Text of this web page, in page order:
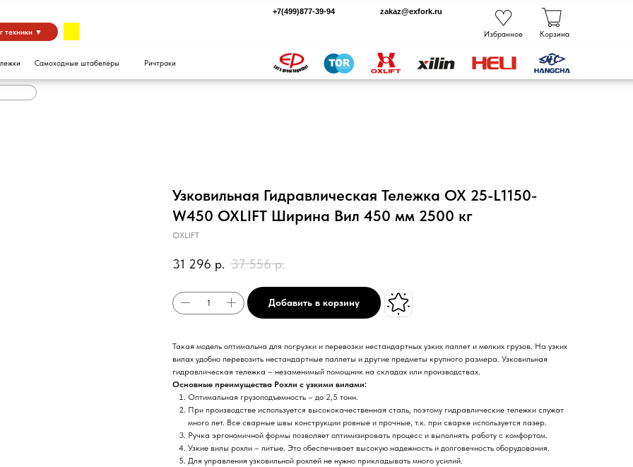
zakaz@exfork.ru
Узковильная Гидравлическая Тележка OX 25-L1150-
W450 OXLIFT Ширина Вил 450 мм 2500 кг
OXLIFT
31 296 р. 37 556 р.
Добавить в корзину
Такая модель оптимальна для погрузки и перевозки нестандартных узких паллет и мелких грузов. На узких
вилах удобно перевозить нестандартные паллеты и другие предметы крупного размера. Узковильная
гидравлическая тележка – незаменимый помощник на складах или производствах.
Основные преимущества Рохли с узкими вилами:
Оптимальная грузоподъемность – до 2,5 тонн.
При производстве используется высококачественная сталь, поэтому гидравлические тележки служат
много лет. Все сварные швы конструкции ровные и прочные, т.к. при сварке используется лазер.
Ручка эргономичной формы позволяет оптимизировать процесс и выполнять работу с комфортом.
Узкие вилы рохли – литые. Это обеспечивает высокую надежность и долговечность оборудования.
Для управления узковильной рохлей не нужно прикладывать много усилий.